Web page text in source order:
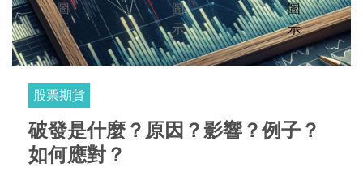
股票期貨
破發是什麼？原因？影響？例子？
如何應對？